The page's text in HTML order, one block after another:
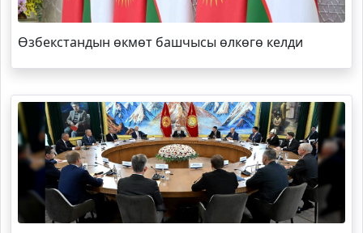
Өзбекстандын өкмөт башчысы өлкөгө келди